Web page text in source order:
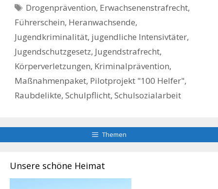
Schlagwörter
Drogenprävention, Erwachsenenstrafrecht,
Führerschein, Heranwachsende,
Jugendkriminalität, jugendliche Intensivtäter,
Jugendschutzgesetz, Jugendstrafrecht,
Körperverletzungen, Kriminalprävention,
Maßnahmenpaket, Pilotprojekt "100 Helfer",
Raubdelikte, Schulpflicht, Schulsozialarbeit
Themen
Unsere schöne Heimat